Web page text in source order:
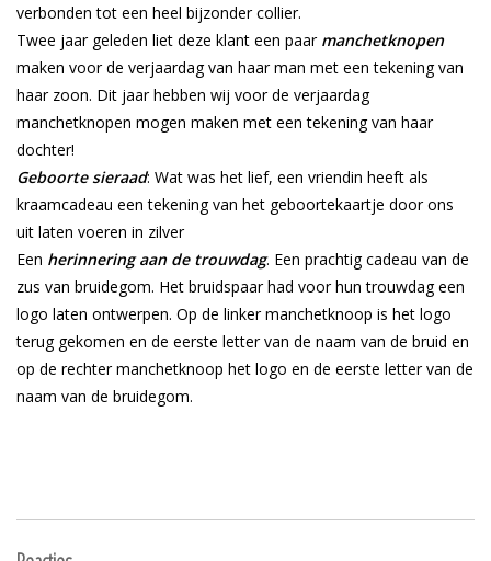
verbonden tot een heel bijzonder collier.
Twee jaar geleden liet deze klant een paarmanchetknopen
maken voor de verjaardag van haar man met een tekening van
haar zoon. Dit jaar hebben wij voor de verjaardag
manchetknopen mogen maken met een tekening van haar
dochter!
Geboorte sieraad: Wat was het lief, een vriendin heeft als
kraamcadeau een tekening van het geboortekaartje door ons
uit laten voeren in zilver
Een herinnering aan de trouwdag. Een prachtig cadeau van de
zus van bruidegom. Het bruidspaar had voor hun trouwdag een
logo laten ontwerpen. Op de linker manchetknoop is het logo
terug gekomen en de eerste letter van de naam van de bruid en
op de rechter manchetknoop het logo en de eerste letter van de
naam van de bruidegom.